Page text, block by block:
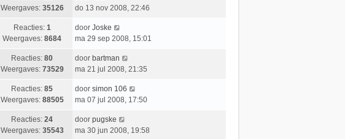
h
c
h
b
e
c
h
s
e
b
e
c
h
Weergaves: 35126
a
t
s
e
b
e
c
h
do 13 nov 2008, 22:46
Reacties: 1
Weergaves: 8684
L
a
t
s
e
b
e
door Joske
ma 29 sep 2008, 15:01
Reacties: 80
Weergaves: 73529
L
a
t
s
e
b
door bartman
ma 21 jul 2008, 21:35
Reacties: 85
Weergaves: 88505
L
a
t
s
door simon 106
ma 07 jul 2008, 17:50
Reacties: 24
Weergaves: 35543
L
a
door pugske
ma 30 jun 2008, 19:58